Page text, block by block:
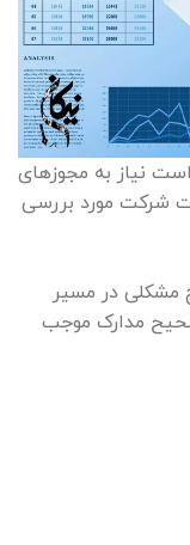
نیاز به مجوزهای
شرکت مورد بررسی
مشکلی در مسیر
مدارک موجب